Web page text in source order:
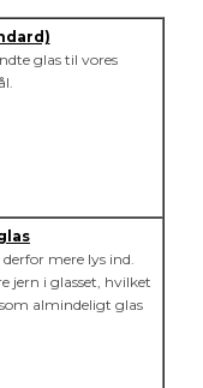
glas til vores
mere lys ind.
jern i glasset, hvilket
almindeligt glas